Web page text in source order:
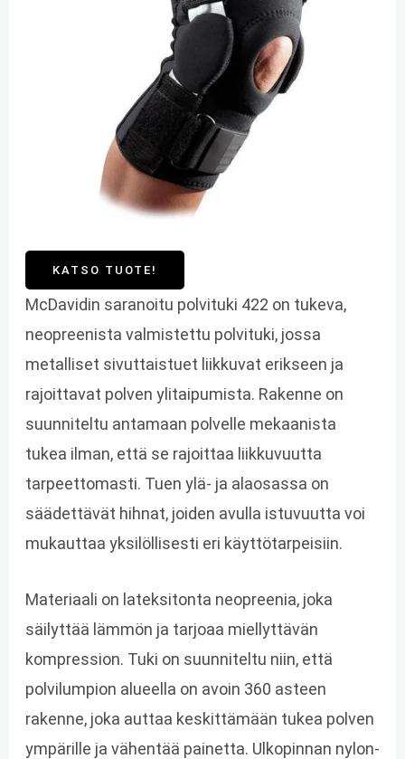
KATSO TUOTE!
McDavidin saranoitu polvituki 422 on tukeva,
neopreenista valmistettu polvituki, jossa
metalliset sivuttaistuet liikkuvat erikseen ja
rajoittavat polven ylitaipumista. Rakenne on
suunniteltu antamaan polvelle mekaanista
tukea ilman, että se rajoittaa liikkuvuutta
tarpeettomasti. Tuen ylä- ja alaosassa on
säädettävät hihnat, joiden avulla istuvuutta voi
mukauttaa yksilöllisesti eri käyttötarpeisiin.
Materiaali on lateksitonta neopreenia, joka
säilyttää lämmön ja tarjoaa miellyttävän
kompression. Tuki on suunniteltu niin, että
polvilumpion alueella on avoin 360 asteen
rakenne, joka auttaa keskittämään tukea polven
ympärille ja vähentää painetta. Ulkopinnan nylon-